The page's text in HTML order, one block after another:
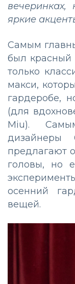
яркие
Самым
был красный
только
макси,
гардеробе,
(для
Miu).
дизайнеры
предлагают
головы, но
осенний
вещей.